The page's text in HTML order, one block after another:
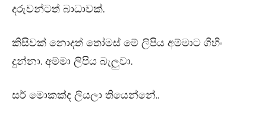
දරුවන්ටත් බාධාවක්.
කිසිවක් නොදත් තෝමස් මේ ලිපිය අම්මාට ගිහිං
දුන්නා. අම්මා ලිපිය බැලුවා.
සර් මොකක්ද ලියලා තියෙන්නේ..